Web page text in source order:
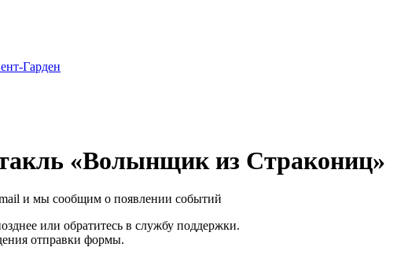
Гарден
«Волынщик из Стракониц»
и мы сообщим о появлении событий
или обратитесь в службу поддержки.
отправки формы.